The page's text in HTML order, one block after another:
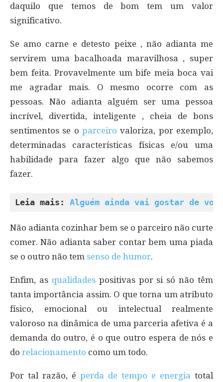
daquilo que temos de bom tem um valor
significativo.
Se amo carne e detesto peixe , não adianta me
servirem uma bacalhoada maravilhosa , super
bem feita. Provavelmente um bife meia boca vai
me agradar mais. O mesmo ocorre com as
pessoas. Não adianta alguém ser uma pessoa
incrível, divertida, inteligente , cheia de bons
sentimentos se o parceiro valoriza, por exemplo,
determinadas características físicas e/ou uma
habilidade para fazer algo que não sabemos
fazer.
Leia mais: Alguém ainda vai gostar de
Não adianta cozinhar bem se o parceiro não curte
comer. Não adianta saber contar bem uma piada
se o outro não tem senso de humor.
Enfim, as qualidadespositivas por si só não têm
tanta importância assim. O que torna um atributo
físico, emocional ou intelectual realmente
valoroso na dinâmica de uma parceria afetiva é a
demanda do outro, é o que outro espera de nós e
do relacionamento como um todo.
Por tal razão, é perda de tempo e energia total